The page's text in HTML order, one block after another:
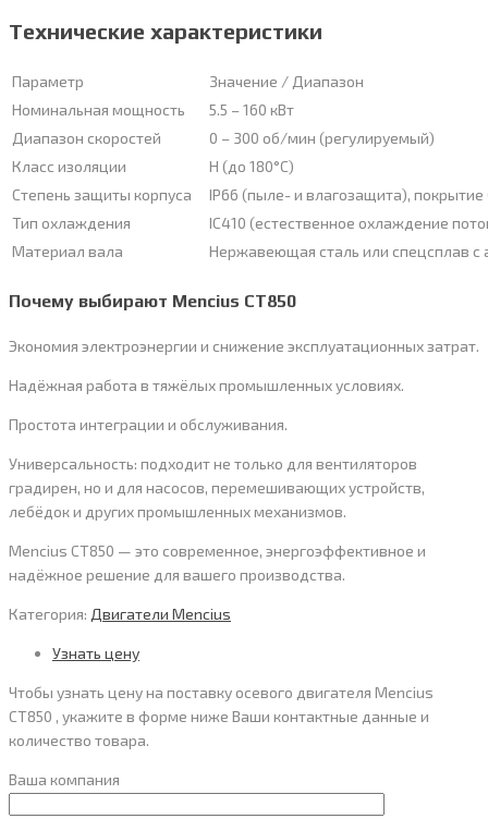
Технические характеристики
Параметр
Значение / Диапазон
Номинальная мощность
5.5 – 160 кВт
Диапазон скоростей
0 – 300 об/мин (регулируемый)
Класс изоляции
H (до 180°C)
Степень защиты корпуса
IP66 (пыле- и влагозащита), покрытие
Тип охлаждения
IC410 (естественное охлаждение
Материал вала
Нержавеющая сталь или спецсплав
Почему выбирают Mencius CT850
Экономия электроэнергии и снижение эксплуатационных затрат.
Надёжная работа в тяжёлых промышленных условиях.
Простота интеграции и обслуживания.
Универсальность: подходит не только для вентиляторов
градирен, но и для насосов, перемешивающих устройств,
лебёдок и других промышленных механизмов.
Mencius CT850 — это современное, энергоэффективное и
надёжное решение для вашего производства.
Категория: Двигатели Mencius
Узнать цену
Чтобы узнать цену на поставку осевого двигателя Mencius
CT850 , укажите в форме ниже Ваши контактные данные и
количество товара.
Ваша компания